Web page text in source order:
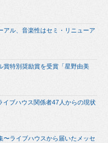
アル、音楽性はセミ・リニューア
賞特別奨励賞を受賞「星野由美
イブハウス関係者47人からの現状
〜ライブハウスから届いたメッセ